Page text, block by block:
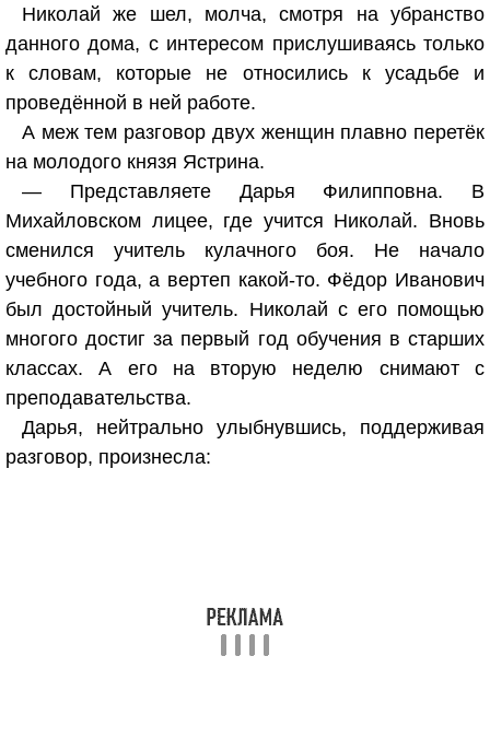
Николай же шел, молча, смотря на убранство
данного дома, с интересом прислушиваясь только
к словам, которые не относились к усадьбе и
проведённой в ней работе.
А меж тем разговор двух женщин плавно перетёк
на молодого князя Ястрина.
— Представляете Дарья Филипповна. В
Михайловском лицее, где учится Николай. Вновь
сменился учитель кулачного боя. Не начало
учебного года, а вертеп какой-то. Фёдор Иванович
был достойный учитель. Николай с его помощью
многого достиг за первый год обучения в старших
классах. А его на вторую неделю снимают с
преподавательства.
Дарья, нейтрально улыбнувшись, поддерживая
разговор, произнесла: